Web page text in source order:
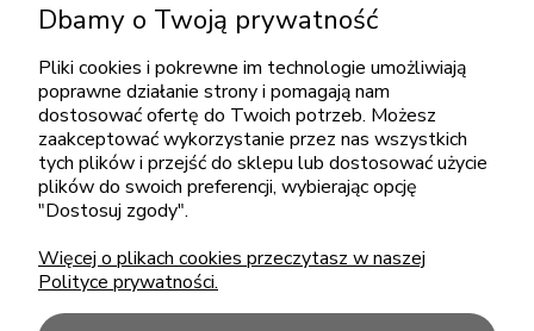
pon.-piąt.: 08:00-16:00
sklep@cebit.pl
ZAKUPY
MOJE KONTO
Dbamy o Twoją prywatność
Pliki cookies i pokrewne im technologie umożliwiają
poprawne działanie strony i pomagają nam
dostosować ofertę do Twoich potrzeb. Możesz
zaakceptować wykorzystanie przez nas wszystkich
tych plików i przejść do sklepu lub dostosować użycie
plików do swoich preferencji, wybierając opcję
"Dostosuj zgody".
Więcej o plikach cookies przeczytasz w naszej
Polityce prywatności.